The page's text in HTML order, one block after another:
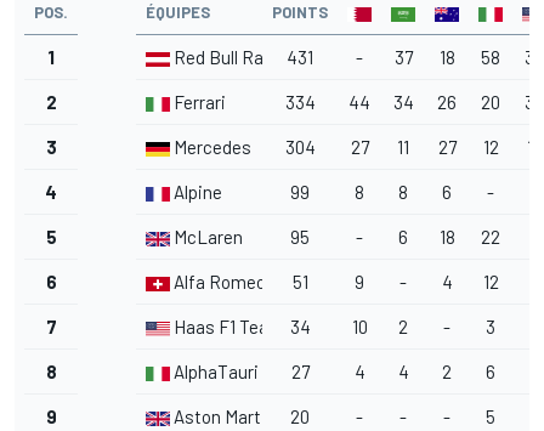
POS. ÉQUIPES POINTS
1 Red Bull Racing431 - 37 18 58 38
2 Ferrari 334 44 34 26 20 33
3 Mercedes 304 27 11 27 12 18
4 Alpine 99 8 8 6 -
5 McLaren 95 - 6 18 22
6 Alfa Romeo 51 9 - 4 12
7 Haas F1 Team 34 10 2 - 3
8 AlphaTauri 27 4 4 2 6
9 Aston Martin Racing
20 - - - 5